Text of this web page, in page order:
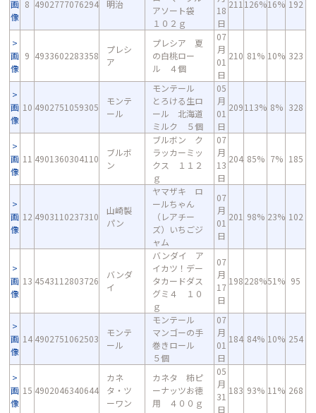
画
像
8 4902777076294 明治
アソート袋
１０２ｇ
18
日
211 126%16% 192
画
像
9 4933602283358
プレシ
ア
プレシア 夏
の白桃ロー
ル ４個
07
月
01
日
210 81% 10% 323
画
像
10 4902751059305
モンテ
ール
モンテール
とろける生ロ
ール 北海道
ミルク ５個
05
月
01
日
209113% 8% 328
画
像
11 4901360304110
ブルボ
ン
ブルボン ク
ラッカーミッ
クス １１２
ｇ
07
月
13
日
204 85% 7% 185
画
像
12 4903110237310
山崎製
パン
ヤマザキ ロ
ールちゃん
（レアチー
ズ）いちごジ
ャム
07
月
01
日
201 98% 23% 102
画
像
13 4543112803726
バンダ
イ
バンダイ ア
イカツ！デー
タカードダス
グミ４ １０
ｇ
07
月
17
日
198228%51% 95
画
像
14 4902751062503
モンテ
ール
モンテール
マンゴーの手
巻きロール
５個
07
月
01
日
184 84% 10% 254
画
像
15 4902046340644
カネ
タ・ツ
ーワン
カネタ 柿ピ
ーナッツお徳
用 ４００ｇ
05
月
31
日
183 93% 11% 268